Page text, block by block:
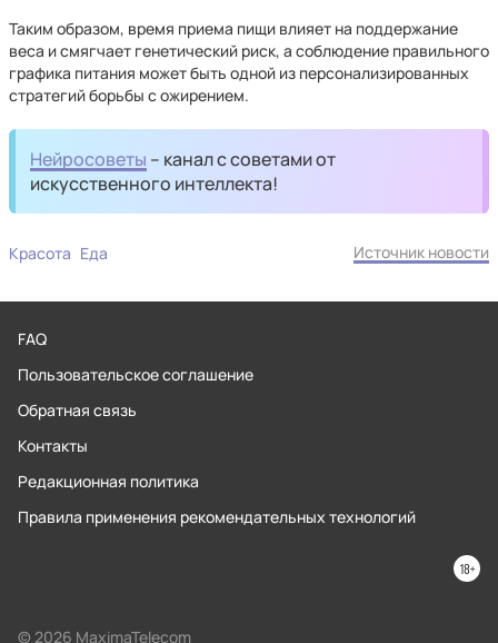
Таким образом, время приема пищи влияет на поддержание
веса и смягчает генетический риск, а соблюдение правильного
графика питания может быть одной из персонализированных
стратегий борьбы с ожирением.
Нейросоветы – канал с советами от
искусственного интеллекта!
Красота Еда Источник новости
FAQ
Пользовательское соглашение
Обратная связь
Контакты
Редакционная политика
Правила применения рекомендательных технологий
© 2026 MaximaTelecom